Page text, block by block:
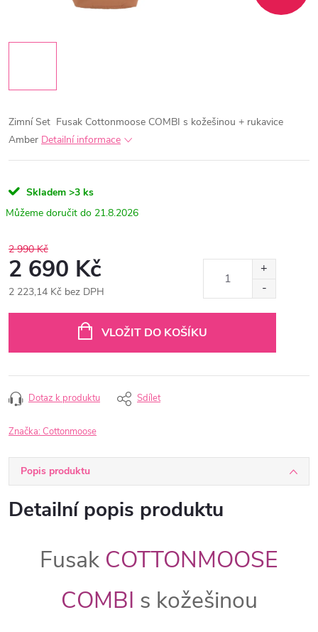
Zimní Set Fusak Cottonmoose COMBI s kožešinou + rukavice
Amber Detailní informace
Skladem >3 ks
21.8.2026
2 990 Kč
2 690 Kč
2 223,14 Kč bez DPH
VLOŽIT DO KOŠÍKU
Dotaz k produktu Sdílet
Značka: Cottonmoose
Popis produktu
Detailní popis produktu
Fusak COTTONMOOSE
COMBI s kožešinou